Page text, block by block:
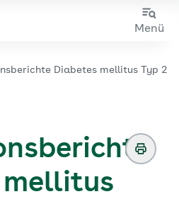
Menü
aok.de/gp
Diabetes mellitus Typ 2